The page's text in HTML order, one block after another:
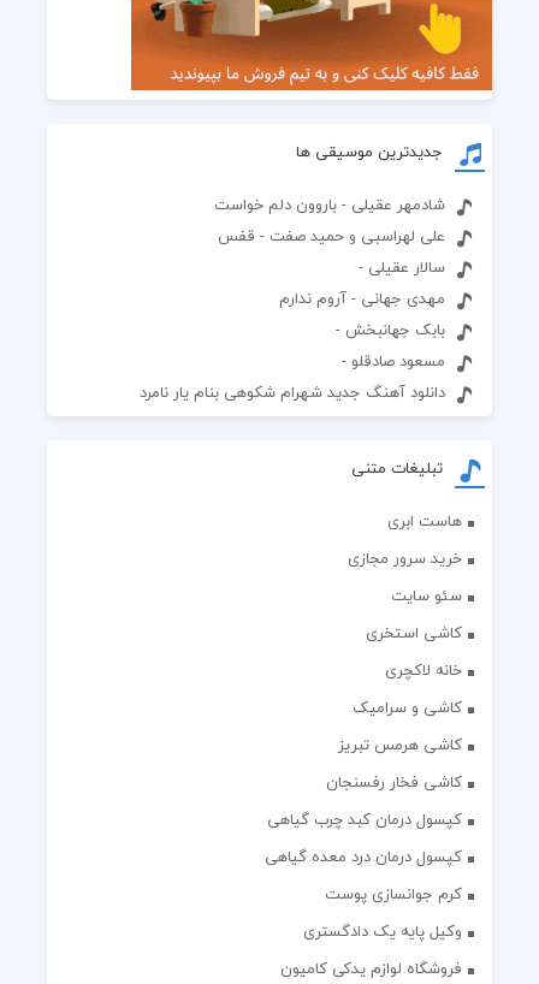
جدیدترین موسیقی ها
شادمهر عقیلی - باروون دلم خواست
علی لهراسبی و حمید صفت - قفس
سالار عقیلی -
مهدی جهانی - آروم ندارم
بابک جهانبخش -
مسعود صادقلو -
دانلود آهنگ جدید شهرام شکوهی بنام یار نامرد
تبلیغات متنی
هاست ابری
خرید سرور مجازی
سئو سایت
کاشی استخری
خانه لاکچری
کاشی و سرامیک
کاشی هرمس تبریز
کاشی فخار رفسنجان
کپسول درمان کبد چرب گیاهی
کپسول درمان درد معده گیاهی
کرم جوانسازی پوست
وکیل پایه یک دادگستری
فروشگاه لوازم یدکی کامیون